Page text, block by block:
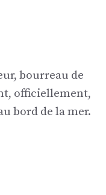
bourreau de
officiellement,
bord de la mer.